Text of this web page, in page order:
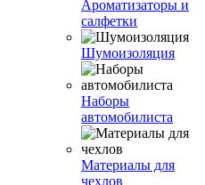
Ароматизаторы и
салфетки
Шумоизоляция
Наборы
автомобилиста
Материалы для
чехлов